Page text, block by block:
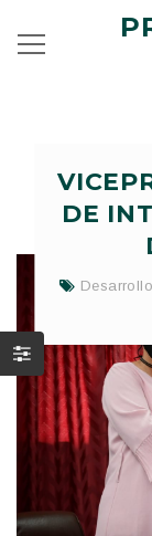
DE